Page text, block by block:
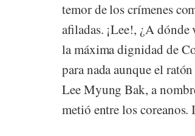
temor de los crímenes
afiladas. ¡Lee!, ¿A
la máxima dignidad de
para nada aunque el
Lee Myung Bak, a
metió entre los coreanos.